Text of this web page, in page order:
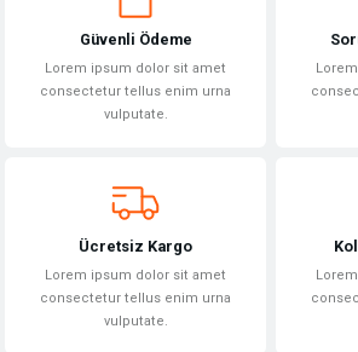
Ürün açıklamasında eksik bilgiler bulunuyor.
Ürün bilgilerinde hatalar bulunuyor.
Bu ürüne benzer farklı alternatifler olmalı.
Güvenli Ödeme
Lorem ipsum dolor sit amet
consectetur tellus enim urna
vulputate.
Ücretsiz Kargo
Lorem ipsum dolor sit amet
consectetur tellus enim urna
vulputate.